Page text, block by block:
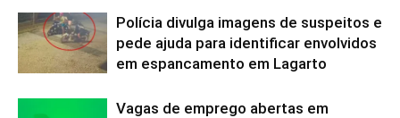
Polícia divulga imagens de suspeitos e
pede ajuda para identificar envolvidos
em espancamento em Lagarto
Vagas de emprego abertas em